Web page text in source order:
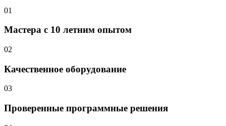
01
Мастера с 10 летним опытом
02
Качественное оборудование
03
Проверенные программные решения